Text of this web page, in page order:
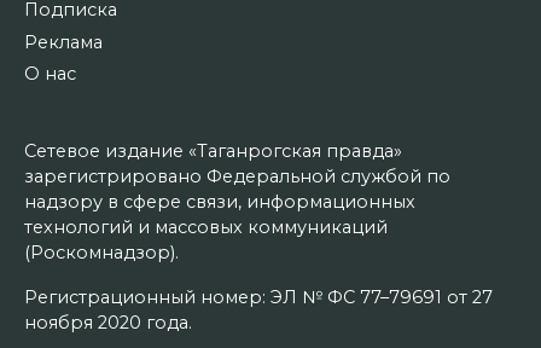
Подписка
Реклама
О нас
Сетевое издание «Таганрогская правда»
зарегистрировано Федеральной службой по
надзору в сфере связи, информационных
технологий и массовых коммуникаций
(Роскомнадзор).
Регистрационный номер: ЭЛ № ФС 77–79691 от 27
ноября 2020 года.